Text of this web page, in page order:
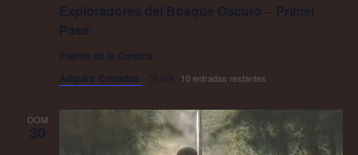
Exploradores del Bosque Oscuro – Primer
Pase
Puente de la Cantina
Adquirir Entradas
59,00€ 10 entradas restantes
DOM
30